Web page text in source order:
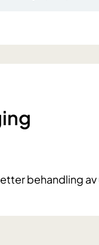
behandling av